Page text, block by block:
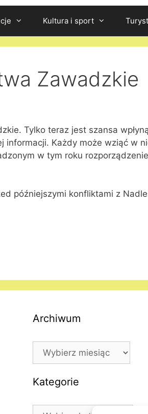
Kultura i sport
Zawadzkie
Tylko teraz jest szansa
Każdy może wziąć w
w tym roku
późniejszymi konfliktami z
Archiwum
Archiwum
Kategorie
Kategorie